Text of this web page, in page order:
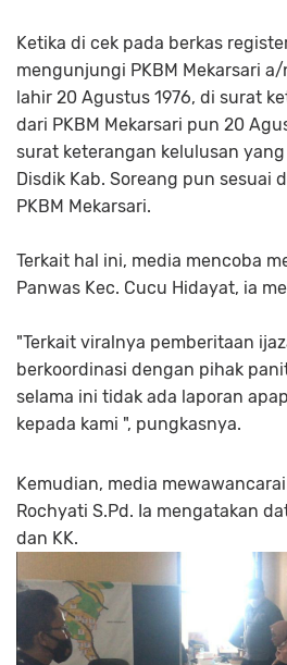
Ketika di cek pada berkas
mengunjungi PKBM Mekarsari
lahir 20 Agustus 1976, di surat
dari PKBM Mekarsari pun 20
surat keterangan kelulusan
Disdik Kab. Soreang pun sesuai
PKBM Mekarsari.
Terkait hal ini, media mencoba
Panwas Kec. Cucu Hidayat, ia
"Terkait viralnya pemberitaan
berkoordinasi dengan pihak
selama ini tidak ada laporan
kepada kami ", pungkasnya.
Kemudian, media
Rochyati S.Pd. Ia mengatakan
dan KK.